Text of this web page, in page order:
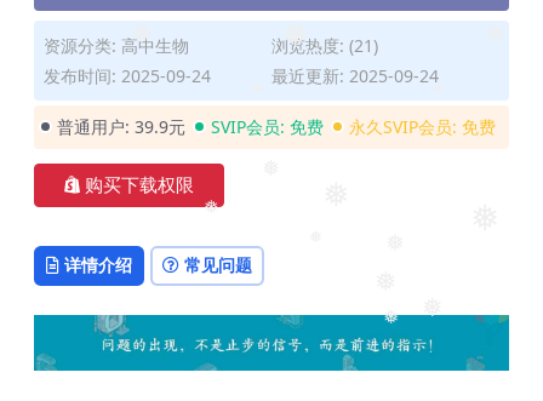
❅
❅
❅
❅
❅
❅
❅
资源分类: 高中生物
浏览热度: (21)
发布时间: 2025-09-24
最近更新: 2025-09-24
普通用户: 39.9元 SVIP会员: 免费 永久SVIP会员: 免费
购买下载权限
详情介绍 常见问题